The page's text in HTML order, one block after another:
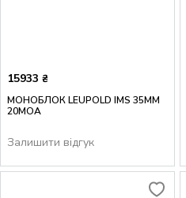
15933 ₴
МОНОБЛОК LEUPOLD IMS 35MM
20MOA
Залишити відгук